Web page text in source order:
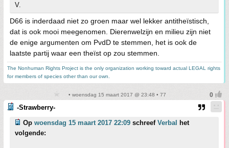
V.
D66 is inderdaad niet zo groen maar wel lekker antitheïstisch,
dat is ook mooi meegenomen. Dierenwelzijn en milieu zijn niet
de enige argumenten om PvdD te stemmen, het is ook de
laatste partij waar een theïst op zou stemmen.
The Nonhuman Rights Project is the only organization working toward actual LEGAL rights
for members of species other than our own.
• woensdag 15 maart 2017 @ 23:48 • 77
-Strawberry-
Op woensdag 15 maart 2017 22:09 schreef Verbal het
volgende: